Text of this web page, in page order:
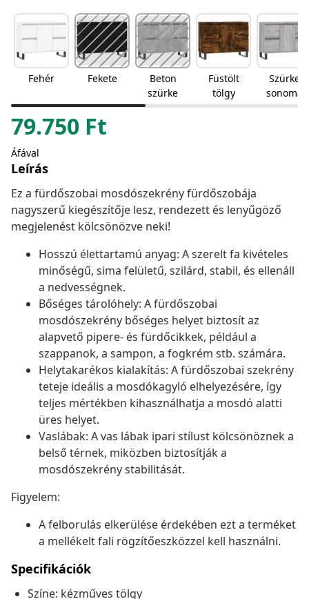
Fehér Fekete
Beton
szürke
Füstölt
tölgy
Szürke
sonoma
79.750 Ft
Áfával
Leírás
Ez a fürdőszobai mosdószekrény fürdőszobája
nagyszerű kiegészítője lesz, rendezett és lenyűgöző
megjelenést kölcsönözve neki!
Hosszú élettartamú anyag: A szerelt fa kivételes
minőségű, sima felületű, szilárd, stabil, és ellenáll
a nedvességnek.
Bőséges tárolóhely: A fürdőszobai
mosdószekrény bőséges helyet biztosít az
alapvető pipere- és fürdőcikkek, például a
szappanok, a sampon, a fogkrém stb. számára.
Helytakarékos kialakítás: A fürdőszobai szekrény
teteje ideális a mosdókagyló elhelyezésére, így
teljes mértékben kihasználhatja a mosdó alatti
üres helyet.
Vaslábak: A vas lábak ipari stílust kölcsönöznek a
belső térnek, miközben biztosítják a
mosdószekrény stabilitását.
Figyelem:
A felborulás elkerülése érdekében ezt a terméket
a mellékelt fali rögzítőeszközzel kell használni.
Specifikációk
Színe: kézműves tölgy